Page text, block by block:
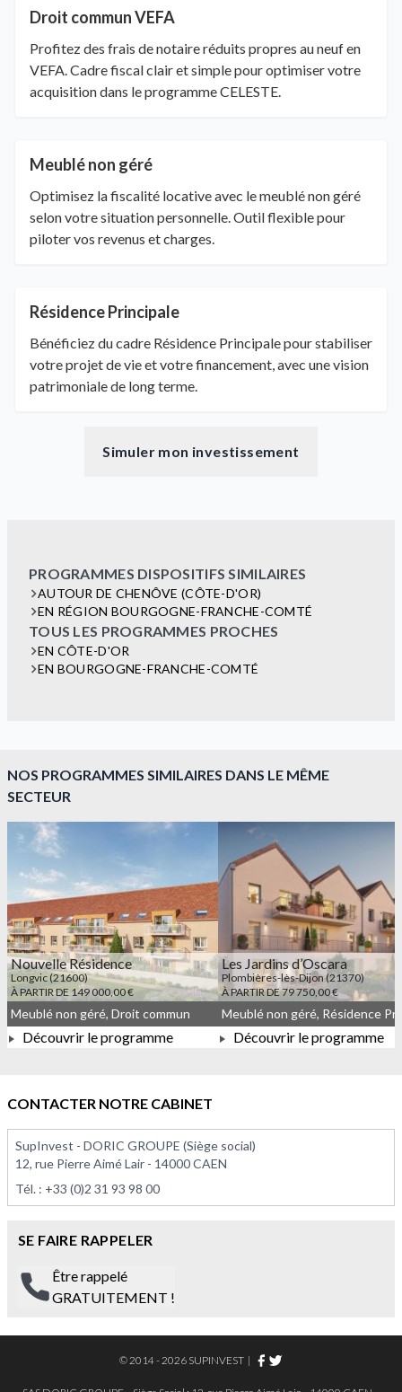
Droit commun VEFA
Profitez des frais de notaire réduits propres au neuf en
VEFA. Cadre fiscal clair et simple pour optimiser votre
acquisition dans le programme CELESTE.
Meublé non géré
Optimisez la fiscalité locative avec le meublé non géré
selon votre situation personnelle. Outil flexible pour
piloter vos revenus et charges.
Résidence Principale
Bénéficiez du cadre Résidence Principale pour stabiliser
votre projet de vie et votre financement, avec une vision
patrimoniale de long terme.
Simuler mon investissement
PROGRAMMES DISPOSITIFS SIMILAIRES
AUTOUR DE CHENÔVE (CÔTE-D'OR)
EN RÉGION BOURGOGNE-FRANCHE-COMTÉ
TOUS LES PROGRAMMES PROCHES
EN CÔTE-D'OR
EN BOURGOGNE-FRANCHE-COMTÉ
NOS PROGRAMMES SIMILAIRES DANS LE MÊME
SECTEUR
Nouvelle Résidence
Longvic (21600)
À PARTIR DE 149 000,00 €
À PARTIR DE 149 000,00 €
Meublé non géré, Droit commun
Découvrir le programme
Les Jardins d’Oscara
Plombières-lès-Dijon (21370)
À PARTIR DE 79 750,00 €
Découvrir le programme
CONTACTER NOTRE CABINET
SupInvest - DORIC GROUPE (Siège social)
12, rue Pierre Aimé Lair - 14000 CAEN
Tél. : +33 (0)2 31 93 98 00
SE FAIRE RAPPELER
Être rappelé
GRATUITEMENT !
© 2014 - 2026 SUPINVEST |